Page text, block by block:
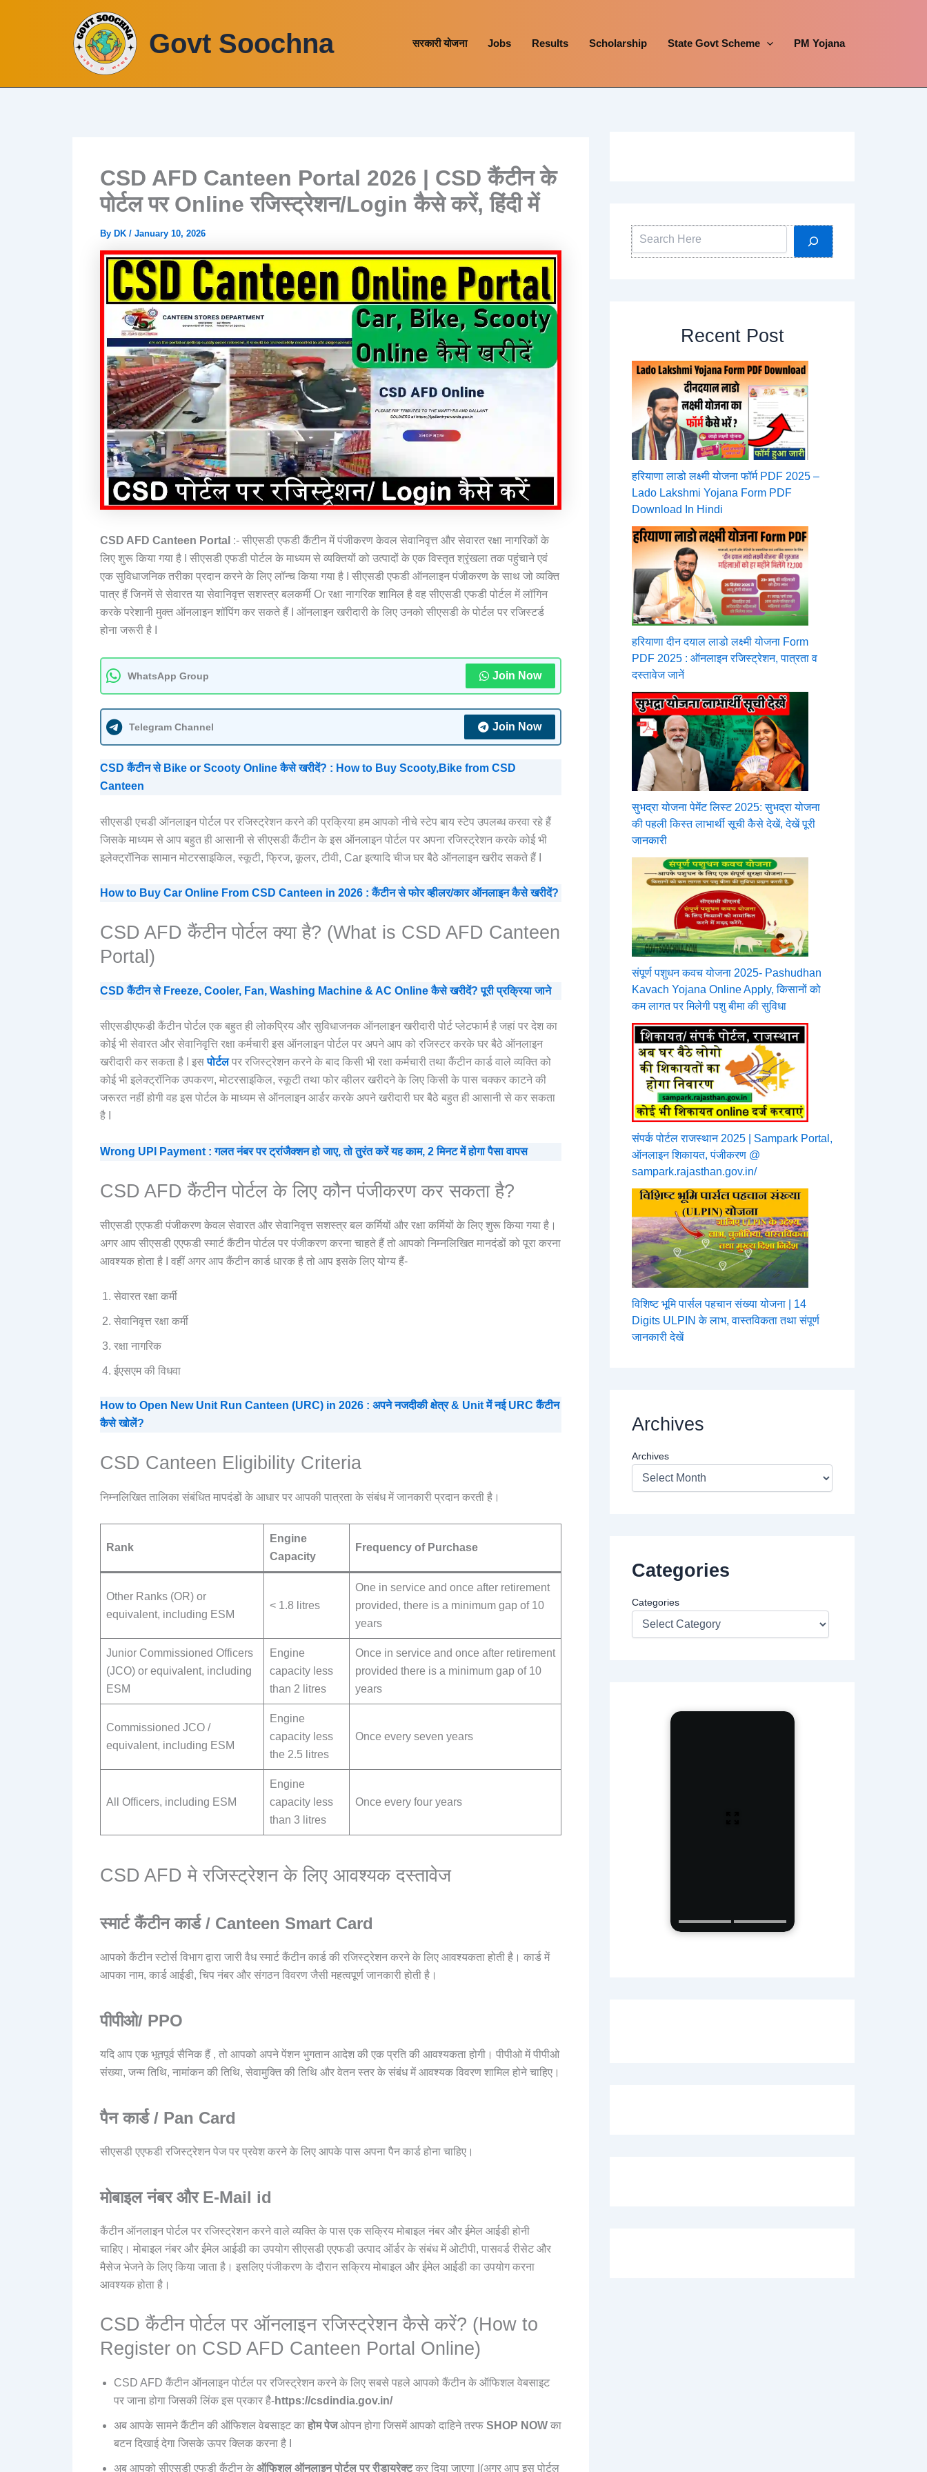
Govt Soochna सरकारी योजना Jobs Results Scholarship State Govt Scheme PM Yojana
CSD AFD Canteen Portal 2026 | CSD कैंटीन के
पोर्टल पर Online रजिस्ट्रेशन/Login कैसे करें, हिंदी में
By DK / January 10, 2026
CSD AFD Canteen Portal :- सीएसडी एफडी कैंटीन में पंजीकरण केवल सेवानिवृत्त और सेवारत रक्षा नागरिकों के
लिए शुरू किया गया है I सीएसडी एफडी पोर्टल के माध्यम से व्यक्तियों को उत्पादों के एक विस्तृत श्रृंखला तक पहुंचाने एवं
एक सुविधाजनिक तरीका प्रदान करने के लिए लॉन्च किया गया है I सीएसडी एफडी ऑनलाइन पंजीकरण के साथ जो व्यक्ति
पात्र हैं जिनमें से सेवारत या सेवानिवृत्त सशस्त्र बलकर्मी Or रक्षा नागरिक शामिल है वह सीएसडी एफडी पोर्टल में लॉगिन
करके परेशानी मुक्त ऑनलाइन शॉपिंग कर सकते हैं I ऑनलाइन खरीदारी के लिए उनको सीएसडी के पोर्टल पर रजिस्टर्ड
होना जरूरी है I
WhatsApp Group Join Now
Telegram Channel Join Now
CSD कैंटीन से Bike or Scooty Online कैसे खरीदें? : How to Buy Scooty,Bike from CSD
Canteen
सीएसडी एचडी ऑनलाइन पोर्टल पर रजिस्ट्रेशन करने की प्रक्रिया हम आपको नीचे स्टेप बाय स्टेप उपलब्ध करवा रहे हैं
जिसके माध्यम से आप बहुत ही आसानी से सीएसडी कैंटीन के इस ऑनलाइन पोर्टल पर अपना रजिस्ट्रेशन करके कोई भी
इलेक्ट्रॉनिक सामान मोटरसाइकिल, स्कूटी, फ्रिज, कूलर, टीवी, Car इत्यादि चीज घर बैठे ऑनलाइन खरीद सकते हैं I
How to Buy Car Online From CSD Canteen in 2026 : कैंटीन से फोर व्हीलर/कार ऑनलाइन कैसे खरीदें?
CSD AFD कैंटीन पोर्टल क्या है? (What is CSD AFD Canteen
Portal)
CSD कैंटीन से Freeze, Cooler, Fan, Washing Machine & AC Online कैसे खरीदें? पूरी प्रक्रिया जाने
सीएसडीएफडी कैंटीन पोर्टल एक बहुत ही लोकप्रिय और सुविधाजनक ऑनलाइन खरीदारी पोर्ट प्लेटफार्म है जहां पर देश का
कोई भी सेवारत और सेवानिवृत्ति रक्षा कर्मचारी इस ऑनलाइन पोर्टल पर अपने आप को रजिस्टर करके घर बैठे ऑनलाइन
खरीदारी कर सकता है I इसपोर्टलपर रजिस्ट्रेशन करने के बाद किसी भी रक्षा कर्मचारी तथा कैंटीन कार्ड वाले व्यक्ति को
कोई भी इलेक्ट्रॉनिक उपकरण, मोटरसाइकिल, स्कूटी तथा फोर व्हीलर खरीदने के लिए किसी के पास चक्कर काटने की
जरूरत नहीं होगी वह इस पोर्टल के माध्यम से ऑनलाइन आर्डर करके अपने खरीदारी घर बैठे बहुत ही आसानी से कर सकता
है I
Wrong UPI Payment : गलत नंबर पर ट्रांजैक्शन हो जाए, तो तुरंत करें यह काम, 2 मिनट में होगा पैसा वापस
CSD AFD कैंटीन पोर्टल के लिए कौन पंजीकरण कर सकता है?
सीएसडी एएफडी पंजीकरण केवल सेवारत और सेवानिवृत्त सशस्त्र बल कर्मियों और रक्षा कर्मियों के लिए शुरू किया गया है।
अगर आप सीएसडी एएफडी स्मार्ट कैंटीन पोर्टल पर पंजीकरण करना चाहते हैं तो आपको निम्नलिखित मानदंडों को पूरा करना
आवश्यक होता है I वहीं अगर आप कैंटीन कार्ड धारक है तो आप इसके लिए योग्य हैं-
सेवारत रक्षा कर्मी
सेवानिवृत्त रक्षा कर्मी
रक्षा नागरिक
ईएसएम की विधवा
How to Open New Unit Run Canteen (URC) in 2026 : अपने नजदीकी क्षेत्र & Unit में नई URC कैंटीन
कैसे खोलें?
CSD Canteen Eligibility Criteria
निम्नलिखित तालिका संबंधित मापदंडों के आधार पर आपकी पात्रता के संबंध में जानकारी प्रदान करती है।
Rank
Engine
Capacity
Frequency of Purchase
Other Ranks (OR) or
equivalent, including ESM
< 1.8 litres
One in service and once after retirement
provided, there is a minimum gap of 10
years
Junior Commissioned Officers
(JCO) or equivalent, including
ESM
Engine
capacity less
than 2 litres
Once in service and once after retirement
provided there is a minimum gap of 10
years
Commissioned JCO /
equivalent, including ESM
Engine
capacity less
the 2.5 litres
Once every seven years
All Officers, including ESM
Engine
capacity less
than 3 litres
Once every four years
CSD AFD मे रजिस्ट्रेशन के लिए आवश्यक दस्तावेज
स्मार्ट कैंटीन कार्ड / Canteen Smart Card
आपको कैंटीन स्टोर्स विभाग द्वारा जारी वैध स्मार्ट कैंटीन कार्ड की रजिस्ट्रेशन करने के लिए आवश्यकता होती है। कार्ड में
आपका नाम, कार्ड आईडी, चिप नंबर और संगठन विवरण जैसी महत्वपूर्ण जानकारी होती है।
पीपीओ/ PPO
यदि आप एक भूतपूर्व सैनिक हैं , तो आपको अपने पेंशन भुगतान आदेश की एक प्रति की आवश्यकता होगी। पीपीओ में पीपीओ
संख्या, जन्म तिथि, नामांकन की तिथि, सेवामुक्ति की तिथि और वेतन स्तर के संबंध में आवश्यक विवरण शामिल होने चाहिए।
पैन कार्ड / Pan Card
सीएसडी एएफडी रजिस्ट्रेशन पेज पर प्रवेश करने के लिए आपके पास अपना पैन कार्ड होना चाहिए।
मोबाइल नंबर और E-Mail id
कैंटीन ऑनलाइन पोर्टल पर रजिस्ट्रेशन करने वाले व्यक्ति के पास एक सक्रिय मोबाइल नंबर और ईमेल आईडी होनी
चाहिए। मोबाइल नंबर और ईमेल आईडी का उपयोग सीएसडी एएफडी उत्पाद ऑर्डर के संबंध में ओटीपी, पासवर्ड रीसेट और
मैसेज भेजने के लिए किया जाता है। इसलिए पंजीकरण के दौरान सक्रिय मोबाइल और ईमेल आईडी का उपयोग करना
आवश्यक होता है।
CSD कैंटीन पोर्टल पर ऑनलाइन रजिस्ट्रेशन कैसे करें? (How to
Register on CSD AFD Canteen Portal Online)
CSD AFD कैंटीन ऑनलाइन पोर्टल पर रजिस्ट्रेशन करने के लिए सबसे पहले आपको कैंटीन के ऑफिशल वेबसाइट
पर जाना होगा जिसकी लिंक इस प्रकार है-https://csdindia.gov.in/
अब आपके सामने कैंटीन की ऑफिशल वेबसाइट का होम पेजओपन होगा जिसमें आपको दाहिने तरफ SHOP NOWका
बटन दिखाई देगा जिसके ऊपर क्लिक करना है I
अब आपको सीएसडी एफडी कैंटीन के ऑफिशल ऑनलाइन पोर्टल पर रीडायरेक्टकर दिया जाएगा I(अगर आप इस पोर्टल
Search
Recent Post
हरियाणा लाडो लक्ष्मी योजना फॉर्म PDF 2025 –
Lado Lakshmi Yojana Form PDF
Download In Hindi
हरियाणा दीन दयाल लाडो लक्ष्मी योजना Form
PDF 2025 : ऑनलाइन रजिस्ट्रेशन, पात्रता व
दस्तावेज जानें
सुभद्रा योजना पेमेंट लिस्ट 2025: सुभद्रा योजना
की पहली किस्त लाभार्थी सूची कैसे देखें, देखें पूरी
जानकारी
संपूर्ण पशुधन कवच योजना 2025- Pashudhan
Kavach Yojana Online Apply, किसानों को
कम लागत पर मिलेगी पशु बीमा की सुविधा
संपर्क पोर्टल राजस्थान 2025 | Sampark Portal,
ऑनलाइन शिकायत, पंजीकरण @
sampark.rajasthan.gov.in/
विशिष्ट भूमि पार्सल पहचान संख्या योजना | 14
Digits ULPIN के लाभ, वास्तविकता तथा संपूर्ण
जानकारी देखें
Archives
Archives
Categories
Categories